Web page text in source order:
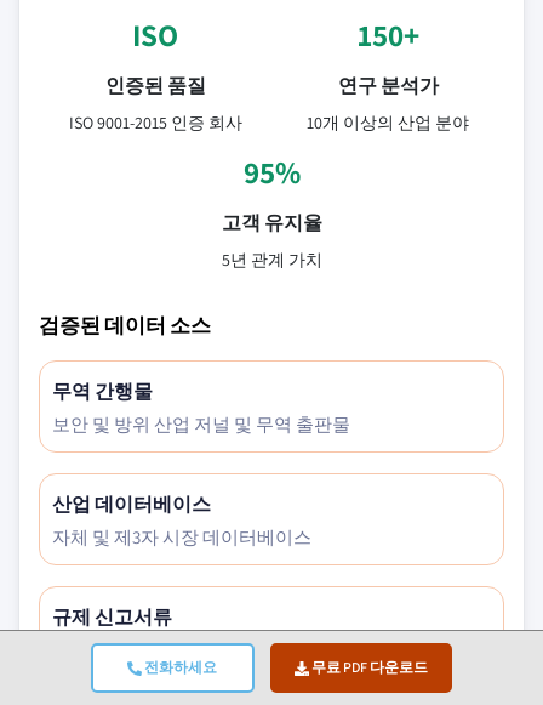
전화하세요 무료 PDF 다운로드
ISO
인증된 품질
ISO 9001-2015 인증 회사
150+
연구 분석가
10개 이상의 산업 분야
95%
고객 유지율
5년 관계 가치
검증된 데이터 소스
무역 간행물
보안 및 방위 산업 저널 및 무역 출판물
산업 데이터베이스
자체 및 제3자 시장 데이터베이스
규제 신고서류
정부 조달 기록 및 정책 문서